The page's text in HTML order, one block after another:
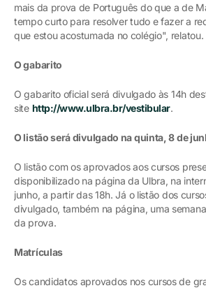
mais da prova de Português do que a de
tempo curto para resolver tudo e fazer a
que estou acostumada no colégio", relatou.
O gabarito
O gabarito oficial será divulgado às 14h
site http://www.ulbra.br/vestibular.
O listão será divulgado na quinta, 8 de
O listão com os aprovados aos cursos
disponibilizado na página da Ulbra, na
junho, a partir das 18h. Já o listão dos
divulgado, também na página, uma
da prova.
Matrículas
Os candidatos aprovados nos cursos de